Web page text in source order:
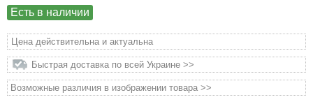
Есть в наличии
Цена действительна и актуальна
Быстрая доставка по всей Украине >>
Возможные различия в изображении товара >>
матеріали
Подарочные сертификаты
Товары для голубей